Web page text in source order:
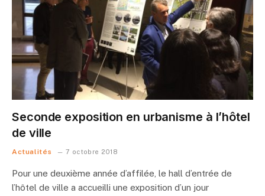
Seconde exposition en urbanisme à l’hôtel
de ville
Actualités 7 octobre 2018
Pour une deuxième année d’affilée, le hall d’entrée de
l’hôtel de ville a accueilli une exposition d’un jour